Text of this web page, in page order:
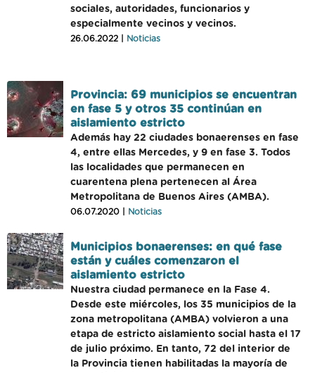
sociales, autoridades, funcionarios y
especialmente vecinos y vecinos.
26.06.2022 | Noticias
Provincia: 69 municipios se encuentran
en fase 5 y otros 35 continúan en
aislamiento estricto
Además hay 22 ciudades bonaerenses en fase
4, entre ellas Mercedes, y 9 en fase 3. Todos
las localidades que permanecen en
cuarentena plena pertenecen al Área
Metropolitana de Buenos Aires (AMBA).
06.07.2020 | Noticias
Municipios bonaerenses: en qué fase
están y cuáles comenzaron el
aislamiento estricto
Nuestra ciudad permanece en la Fase 4.
Desde este miércoles, los 35 municipios de la
zona metropolitana (AMBA) volvieron a una
etapa de estricto aislamiento social hasta el 17
de julio próximo. En tanto, 72 del interior de
la Provincia tienen habilitadas la mayoría de